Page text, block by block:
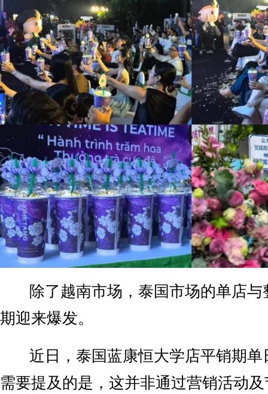
除了越南市场，泰国市场的单店与
期迎来爆发。
近日，泰国蓝康恒大学店平销期单
需要提及的是，这并非通过营销活动